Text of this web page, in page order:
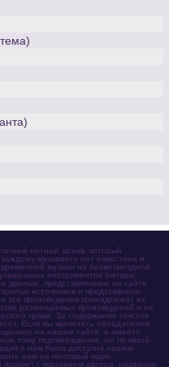
нотный архив, который
музыканту нот известных и
музыки на безвозмездной
инструментов (гитары,
данные, представленные на сайте
источников и представлены
эти произведения принадлежат их
размещаемых произведений и не
права. За содержание текстов
Если вы являетесь обладателем
на нашем сайте, и имеете
тому подтверждение, но по какой-
о нём была доступна нашим
нам на почтовый ящик
форме) с указанием автора, названия,